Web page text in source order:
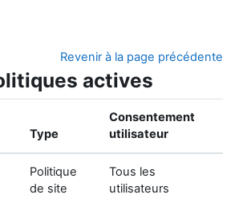
Revenir à la page précédente
actives
Type
Consentement
utilisateur
Politique
de site
Tous les
utilisateurs